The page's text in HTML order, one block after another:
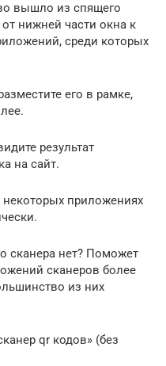
вышло из спящего
нижней части окна к
среди которых
его в рамке,
результат
на сайт.
приложениях
сканера нет? Поможет
сканеров более
из них
qr кодов» (без